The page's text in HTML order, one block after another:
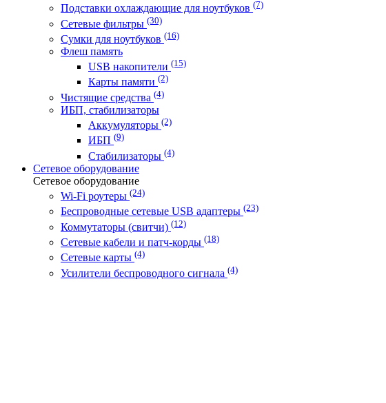
Подставки охлаждающие для ноутбуков (7)
Сетевые фильтры (30)
Сумки для ноутбуков (16)
Флеш память
USB накопители (15)
Карты памяти (2)
Чистящие средства (4)
ИБП, стабилизаторы
Аккумуляторы (2)
ИБП (9)
Стабилизаторы (4)
Сетевое оборудование
Сетевое оборудование
Wi-Fi роутеры (24)
Беспроводные сетевые USB адаптеры (23)
Коммутаторы (свитчи) (12)
Сетевые кабели и патч-корды (18)
Сетевые карты (4)
Усилители беспроводного сигнала (4)